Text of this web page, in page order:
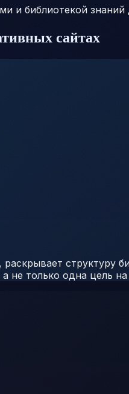
и библиотекой
сайтах
не только одна цель